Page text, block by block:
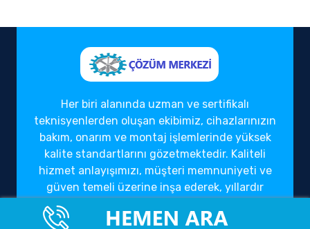
Her biri alanında uzman ve sertifikalı
teknisyenlerden oluşan ekibimiz, cihazlarınızın
bakım, onarım ve montaj işlemlerinde yüksek
kalite standartlarını gözetmektedir. Kaliteli
hizmet anlayışımızı, müşteri memnuniyeti ve
güven temeli üzerine inşa ederek, yıllardır
sektörde güvenilir bir çözüm ortağı olarak
hizmet vermekteyiz.